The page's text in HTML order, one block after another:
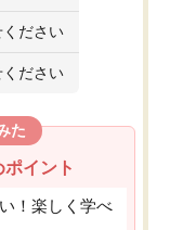
ださい
ださい
た
イント
！楽しく学べ